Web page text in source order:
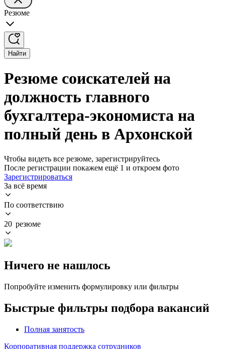
Резюме
Найти
Резюме соискателей на
должность главного
бухгалтера-экономиста на
полный день в Архонской
Чтобы видеть все резюме, зарегистрируйтесь
После регистрации покажем ещё 1 и откроем фото
Зарегистрироваться
За всё время
По соответствию
20 резюме
Ничего не нашлось
Попробуйте изменить формулировку или фильтры
Быстрые фильтры подбора вакансий
Полная занятость
Корпоративная поддержка сотрудников